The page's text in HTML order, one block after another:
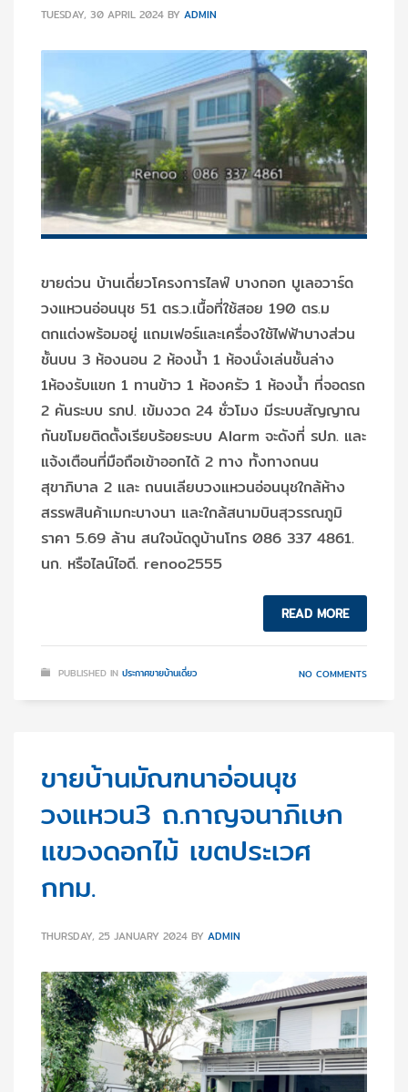
TUESDAY, 30 APRIL 2024 BY ADMIN
ขายด่วน บ้านเดี่ยวโครงการไลฟ์ บางกอก บูเลอวาร์ด
วงแหวนอ่อนนุช 51 ตร.ว.เนื้อที่ใช้สอย 190 ตร.ม
ตกแต่งพร้อมอยู่ แถมเฟอร์และเครื่องใช้ไฟฟ้าบางส่วน
ชั้นบน 3 ห้องนอน 2 ห้องน้ำ 1 ห้องนั่งเล่นชั้นล่าง
1ห้องรับแขก 1 ทานข้าว 1 ห้องครัว 1 ห้องน้ำ ที่จอดรถ
2 คันระบบ รภป. เข้มงวด 24 ชั่วโมง มีระบบสัญญาณ
กันขโมยติดตั้งเรียบร้อยระบบ Alarm จะดังที่ รปภ. และ
แจ้งเตือนที่มือถือเข้าออกได้ 2 ทาง ทั้งทางถนน
สุขาภิบาล 2 และ ถนนเลียบวงแหวนอ่อนนุชใกล้ห้าง
สรรพสินค้าเมกะบางนา และใกล้สนามบินสุวรรณภูมิ
ราคา 5.69 ล้าน สนใจนัดดูบ้านโทร 086 337 4861.
นก. หรือไลน์ไอดี. renoo2555
READ MORE
PUBLISHED IN ประกาศขายบ้านเดี่ยว NO COMMENTS
ขายบ้านมัณฑนาอ่อนนุช
วงแหวน3 ถ.กาญจนาภิเษก
แขวงดอกไม้ เขตประเวศ
กทม.
THURSDAY, 25 JANUARY 2024 BY ADMIN